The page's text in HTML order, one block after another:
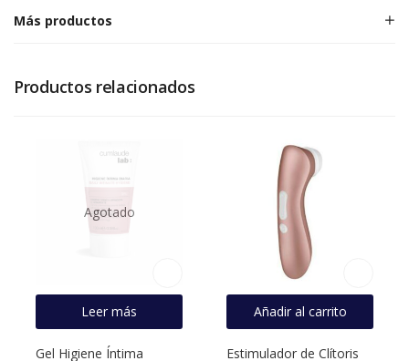
Más productos
Productos relacionados
Agotado
Leer más
Gel Higiene Íntima
Añadir al carrito
Estimulador de Clítoris